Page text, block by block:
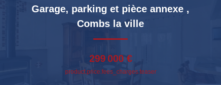
ESTIMATION
Qui Sommes-Nous
Garage, parking et pièce annexe ,
Combs la ville
299 000 €
product.price.fees_charges.teaser